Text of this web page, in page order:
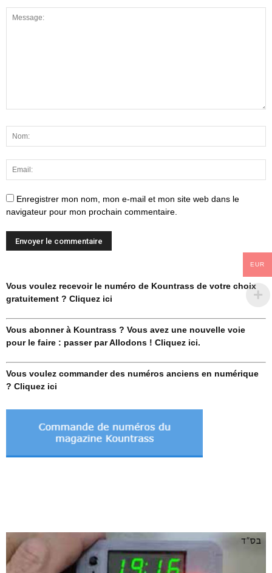
Enregistrer mon nom, mon e-mail et mon site web dans le
navigateur pour mon prochain commentaire.
Vous voulez recevoir le numéro de Kountrass de votre choix
gratuitement ? Cliquez ici
Vous abonner à Kountrass ? Vous avez une nouvelle voie
pour le faire : passer par Allodons ! Cliquez ici.
Vous voulez commander des numéros anciens en numérique
? Cliquez ici
EUR